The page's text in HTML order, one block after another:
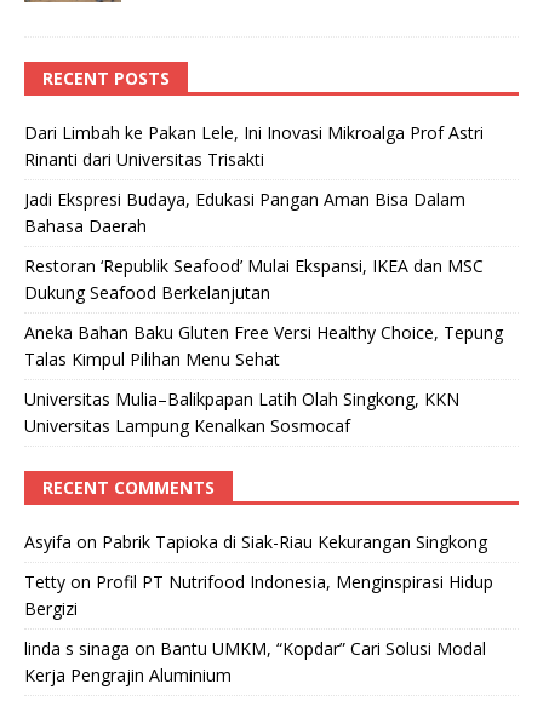
RECENT POSTS
Dari Limbah ke Pakan Lele, Ini Inovasi Mikroalga Prof Astri
Rinanti dari Universitas Trisakti
Jadi Ekspresi Budaya, Edukasi Pangan Aman Bisa Dalam
Bahasa Daerah
Restoran ‘Republik Seafood’ Mulai Ekspansi, IKEA dan MSC
Dukung Seafood Berkelanjutan
Aneka Bahan Baku Gluten Free Versi Healthy Choice, Tepung
Talas Kimpul Pilihan Menu Sehat
Universitas Mulia–Balikpapan Latih Olah Singkong, KKN
Universitas Lampung Kenalkan Sosmocaf
RECENT COMMENTS
Asyifa on Pabrik Tapioka di Siak-Riau Kekurangan Singkong
Tetty on Profil PT Nutrifood Indonesia, Menginspirasi Hidup
Bergizi
linda s sinaga on Bantu UMKM, “Kopdar” Cari Solusi Modal
Kerja Pengrajin Aluminium